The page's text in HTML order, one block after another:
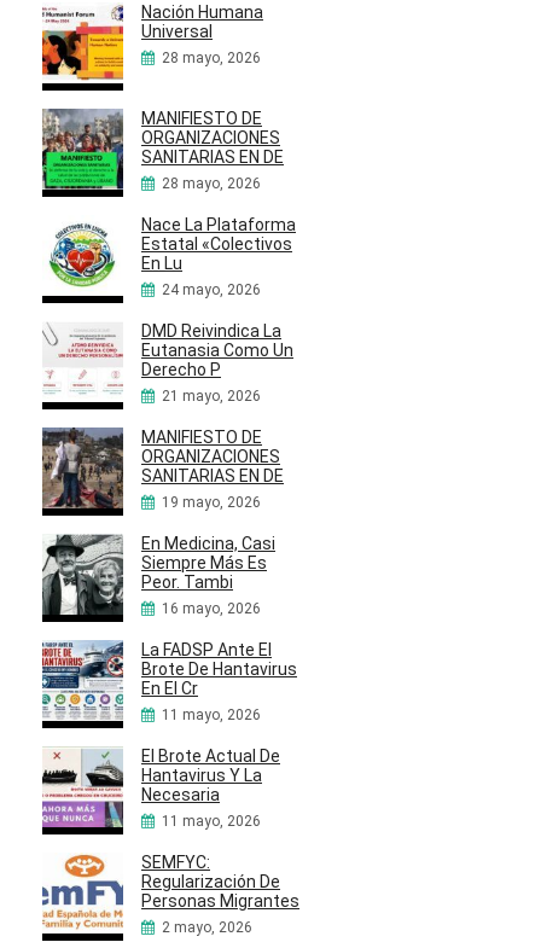
Nación Humana
Universal
28 mayo, 2026
MANIFIESTO DE
ORGANIZACIONES
SANITARIAS EN DE
28 mayo, 2026
Nace La Plataforma
Estatal «Colectivos
En Lu
24 mayo, 2026
DMD Reivindica La
Eutanasia Como Un
Derecho P
21 mayo, 2026
MANIFIESTO DE
ORGANIZACIONES
SANITARIAS EN DE
19 mayo, 2026
En Medicina, Casi
Siempre Más Es
Peor. Tambi
16 mayo, 2026
La FADSP Ante El
Brote De Hantavirus
En El Cr
11 mayo, 2026
El Brote Actual De
Hantavirus Y La
Necesaria
11 mayo, 2026
SEMFYC:
Regularización De
Personas Migrantes
2 mayo, 2026